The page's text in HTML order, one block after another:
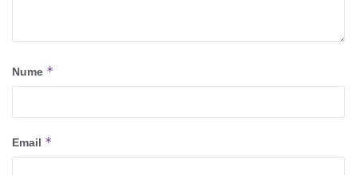
Nume *
Email *